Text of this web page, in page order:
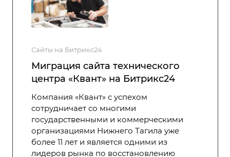
Сайты на Битрикс24
Миграция сайта технического
центра «Квант» на Битрикс24
Компания «Квант» с успехом
сотрудничает со многими
государственными и коммерческими
организациями Нижнего Тагила уже
более 11 лет и является одними из
лидеров рынка по восстановлению